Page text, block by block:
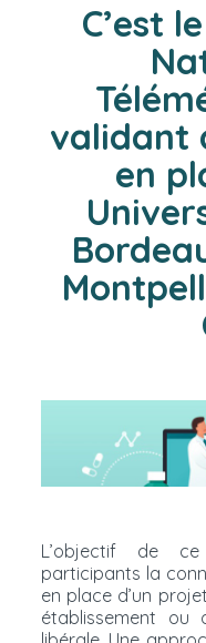
C’est
validant
en
L’objectif de
participants la
en place d’un
établissement ou